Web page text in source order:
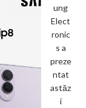
ung
Elect
ronic
s a
preze
ntat
astăz
i